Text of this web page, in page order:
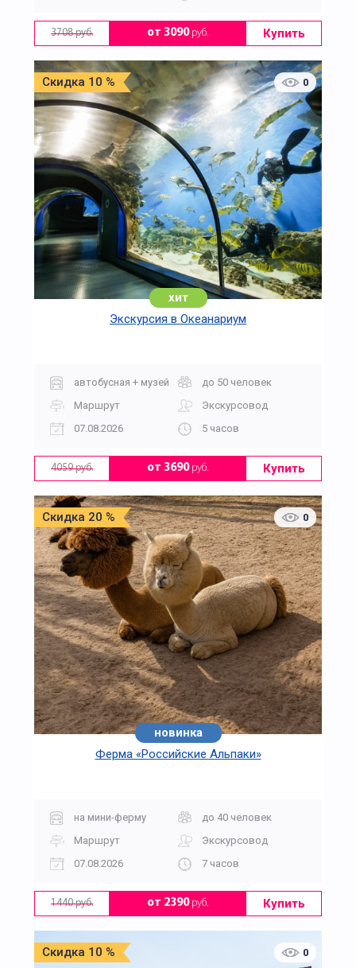
3708 руб. от 3090руб. Купить
Скидка 10 % 0
хит
Экскурсия в Океанариум
автобусная + музей
до 50 человек
Маршрут
Экскурсовод
07.08.2026
5 часов
4059 руб. от 3690руб. Купить
Скидка 20 % 0
новинка
Ферма «Российские Альпаки»
на мини-ферму
до 40 человек
Маршрут
Экскурсовод
07.08.2026
7 часов
1440 руб. от 2390руб. Купить
Скидка 10 % 0